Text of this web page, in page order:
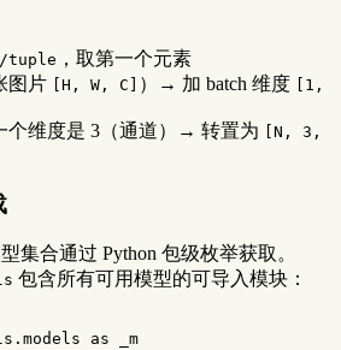
，取第一个元素
图片
[H, W, C] ）→ 加 batch 维度
[1,
个维度是 3（通道）→ 转置为
[N, 3,
集合通过 Python 包级枚举获取。
包含所有可用模型的可导入模块：
as
_m